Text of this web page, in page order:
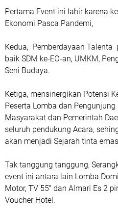
Pertama Event ini lahir karena
Ekonomi Pasca Pandemi,
Kedua, Pemberdayaan Talenta
baik SDM ke-EO-an, UMKM,
Seni Budaya.
Ketiga, mensinergikan Potensi
Peserta Lomba dan Pengunjung
Masyarakat dan Pemerintah
seluruh pendukung Acara,
akan menjadi Sejarah tinta
Tak tanggung tanggung,
event ini antara lain Lomba
Motor, TV 55" dan Almari Es 2
Voucher Hotel.